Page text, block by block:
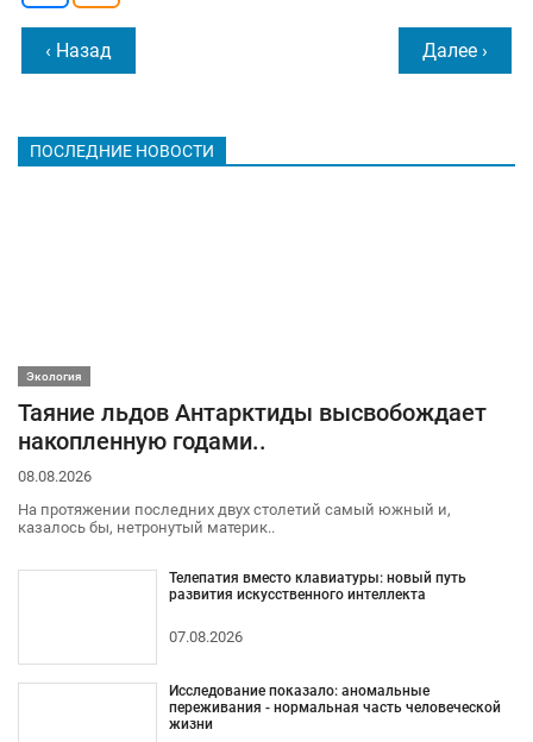
‹ Назад Далее ›
ПОСЛЕДНИЕ НОВОСТИ
Экология
Таяние льдов Антарктиды высвобождает
накопленную годами..
08.08.2026
На протяжении последних двух столетий самый южный и,
казалось бы, нетронутый материк..
Телепатия вместо клавиатуры: новый путь
развития искусственного интеллекта
07.08.2026
Исследование показало: аномальные
переживания - нормальная часть человеческой
жизни